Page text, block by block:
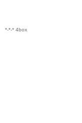
*-*-* 4box